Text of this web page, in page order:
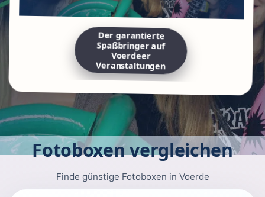
Der garantierte
Spaßbringer auf
Voerdeer
Veranstaltungen
Fotoboxen vergleichen
Finde günstige Fotoboxen in Voerde